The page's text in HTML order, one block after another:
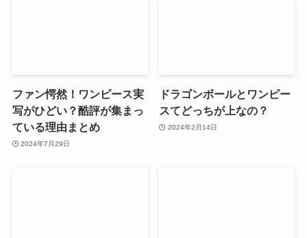
ファン愕然！ワンピース実
写がひどい？酷評が集まっ
ている理由まとめ
2024年7月29日
ドラゴンボールとワンピー
スてどっちが上なの？
2024年2月14日